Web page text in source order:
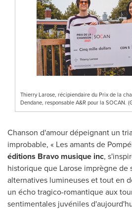
Thierry Larose, récipiendaire du Prix de la
Dendane, responsable A&R pour la SOCAN.
Chanson d'amour dépeignant un
improbable, « Les amants de
éditions Bravo musique inc,
historique que Larose imprègne de
alternatives lumineuses et tout en
un écho tragico-romantique aux
sentimentales juvéniles